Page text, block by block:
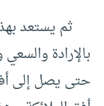
ثم يستعد
بالإرادة
حتى يصل إلى